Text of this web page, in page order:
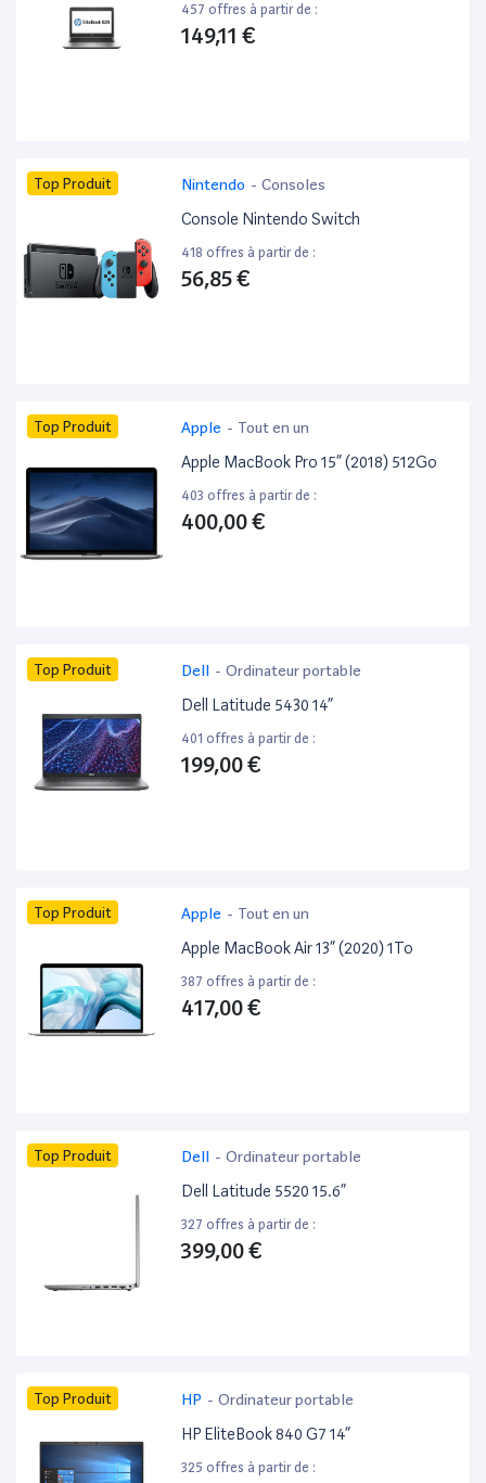
457 offres à partir de :
149,11 €
Top Produit Nintendo - Consoles
Console Nintendo Switch
418 offres à partir de :
56,85 €
Top Produit Apple - Tout en un
Apple MacBook Pro 15” (2018) 512Go
403 offres à partir de :
400,00 €
Top Produit Dell - Ordinateur portable
Dell Latitude 5430 14”
401 offres à partir de :
199,00 €
Top Produit Apple - Tout en un
Apple MacBook Air 13” (2020) 1To
387 offres à partir de :
417,00 €
Top Produit Dell - Ordinateur portable
Dell Latitude 5520 15.6”
327 offres à partir de :
399,00 €
Top Produit HP - Ordinateur portable
HP EliteBook 840 G7 14”
325 offres à partir de :